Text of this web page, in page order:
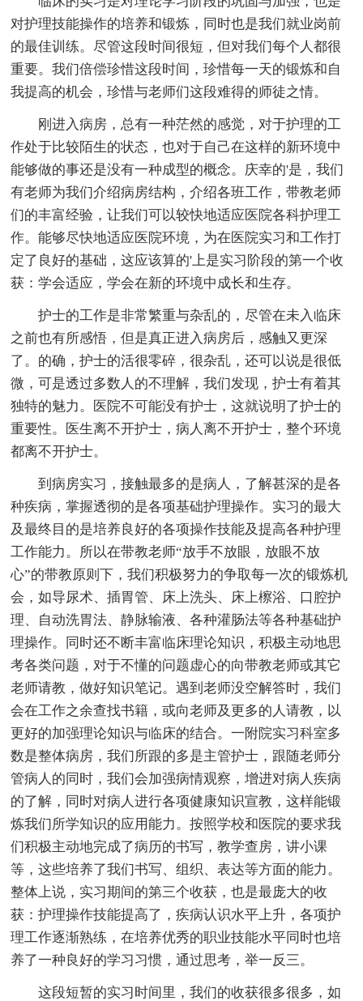
对护理技能操作的培养和锻炼，同时也是我们就业岗前
的最佳训练。尽管这段时间很短，但对我们每个人都很
重要。我们倍偿珍惜这段时间，珍惜每一天的锻炼和自
我提高的机会，珍惜与老师们这段难得的师徒之情。
刚进入病房，总有一种茫然的感觉，对于护理的工
作处于比较陌生的状态，也对于自己在这样的新环境中
能够做的事还是没有一种成型的概念。庆幸的'是，我们
有老师为我们介绍病房结构，介绍各班工作，带教老师
们的丰富经验，让我们可以较快地适应医院各科护理工
作。能够尽快地适应医院环境，为在医院实习和工作打
定了良好的基础，这应该算的'上是实习阶段的第一个收
获：学会适应，学会在新的环境中成长和生存。
护士的工作是非常繁重与杂乱的，尽管在未入临床
之前也有所感悟，但是真正进入病房后，感触又更深
了。的确，护士的活很零碎，很杂乱，还可以说是很低
微，可是透过多数人的不理解，我们发现，护士有着其
独特的魅力。医院不可能没有护士，这就说明了护士的
重要性。医生离不开护士，病人离不开护士，整个环境
都离不开护士。
到病房实习，接触最多的是病人，了解甚深的是各
种疾病，掌握透彻的是各项基础护理操作。实习的最大
及最终目的是培养良好的各项操作技能及提高各种护理
工作能力。所以在带教老师“放手不放眼，放眼不放
心”的带教原则下，我们积极努力的争取每一次的锻炼机
会，如导尿术、插胃管、床上洗头、床上檫浴、口腔护
理、自动洗胃法、静脉输液、各种灌肠法等各种基础护
理操作。同时还不断丰富临床理论知识，积极主动地思
考各类问题，对于不懂的问题虚心的向带教老师或其它
老师请教，做好知识笔记。遇到老师没空解答时，我们
会在工作之余查找书籍，或向老师及更多的人请教，以
更好的加强理论知识与临床的结合。一附院实习科室多
数是整体病房，我们所跟的多是主管护士，跟随老师分
管病人的同时，我们会加强病情观察，增进对病人疾病
的了解，同时对病人进行各项健康知识宣教，这样能锻
炼我们所学知识的应用能力。按照学校和医院的要求我
们积极主动地完成了病历的书写，教学查房，讲小课
等，这些培养了我们书写、组织、表达等方面的能力。
整体上说，实习期间的第三个收获，也是最庞大的收
获：护理操作技能提高了，疾病认识水平上升，各项护
理工作逐渐熟练，在培养优秀的职业技能水平同时也培
养了一种良好的学习习惯，通过思考，举一反三。
这段短暂的实习时间里，我们的收获很多很多，如